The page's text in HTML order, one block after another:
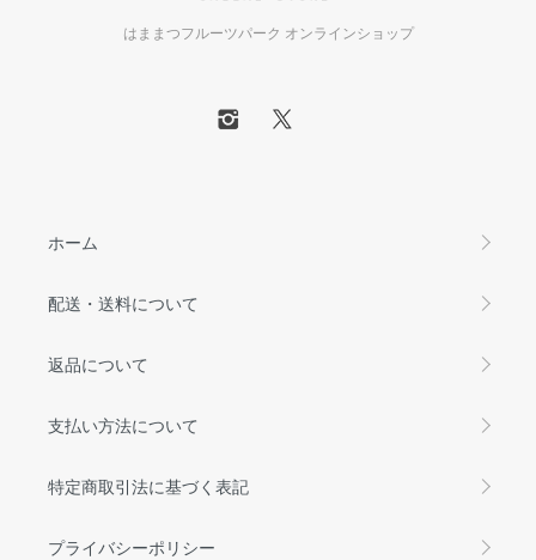
はままつフルーツパーク オンラインショップ
ホーム
配送・送料について
返品について
支払い方法について
特定商取引法に基づく表記
プライバシーポリシー